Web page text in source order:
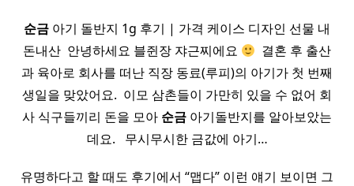
순금 아기 돌반지 1g 후기 | 가격 케이스 디자인 선물 내
돈내산 ​ 안녕하세요 블쥔장 쟈근찌에요
​ 결혼 후 출산
과 육아로 회사를 떠난 직장 동료(루피)의 아기가 첫 번째
생일을 맞았어요. ​ 이모 삼촌들이 가만히 있을 수 없어 회
사 식구들끼리 돈을 모아 순금 아기돌반지를 알아보았는
데요. ​ ​ 무시무시한 금값에 아기…
유명하다고 할 때도 후기에서 “맵다” 이런 얘기 보이면 그